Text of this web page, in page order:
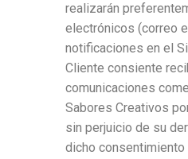
realizarán
electrónicos (correo
notificaciones en el
Cliente consiente
comunicaciones
Sabores Creativos
sin perjuicio de su
dicho consentimiento